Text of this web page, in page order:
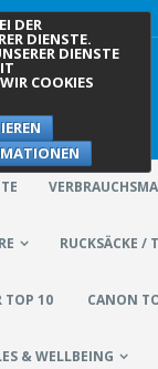
RUCKSÄCKE /
TOP 10 CANON
& WELLBEING
DER
DIENSTE.
DIENSTE
COOKIES